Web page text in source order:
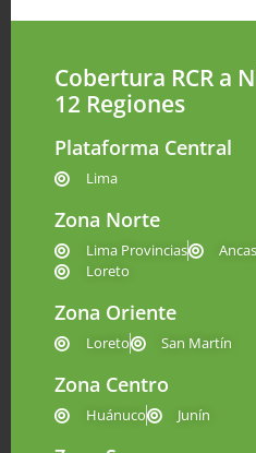
Cobertura RCR a
12 Regiones
Plataforma Central
Lima
Zona Norte
Lima Provincias
Loreto
Zona Oriente
Loreto San Martín
Zona Centro
Huánuco Junín